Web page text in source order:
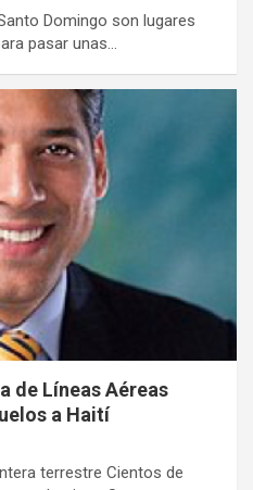
Domingo son lugares
pasar unas…
de Líneas Aéreas
a Haití
terrestre Cientos de